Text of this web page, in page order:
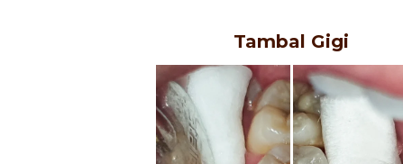
Tambal Gigi